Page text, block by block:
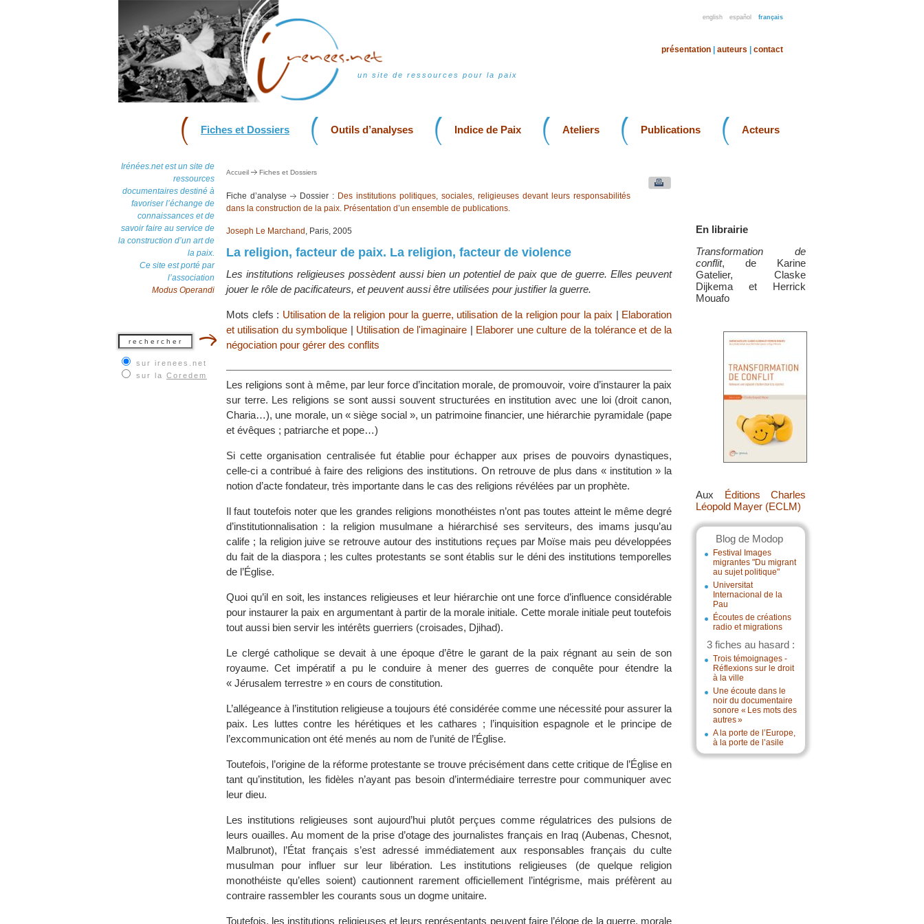
english español français
un site de ressources pour la paix
présentation auteurs contact
Fiches et Dossiers Outils d’analyses Indice de Paix Ateliers Publications Acteurs
Irénées.net est un site de
ressources
documentaires destiné à
favoriser l’échange de
connaissances et de
savoir faire au service de
la construction d’un art de
la paix.
Ce site est porté par
l’association
Modus Operandi
sur irenees.net
sur la Coredem
En librairie
Transformation de
conflit, de Karine
Gatelier, Claske
Dijkema et Herrick
Mouafo
Aux Éditions Charles
Léopold Mayer (ECLM)
Blog de Modop
Festival Images
migrantes "Du migrant
au sujet politique"
Universitat
Internacional de la
Pau
Écoutes de créations
radio et migrations
3 fiches au hasard :
Trois témoignages -
Réflexions sur le droit
à la ville
Une écoute dans le
noir du documentaire
sonore « Les mots des
autres »
A la porte de l’Europe,
à la porte de l’asile
Accueil Fiches et Dossiers
Fiche d’analyse Dossier : Des institutions politiques, sociales, religieuses devant leurs responsabilités
dans la construction de la paix. Présentation d’un ensemble de publications.
Joseph Le Marchand , Paris, 2005
La religion, facteur de paix. La religion, facteur de violence
Les institutions religieuses possèdent aussi bien un potentiel de paix que de guerre. Elles peuvent
jouer le rôle de pacificateurs, et peuvent aussi être utilisées pour justifier la guerre.
Mots clefs : Utilisation de la religion pour la guerre, utilisation de la religion pour la paix | Elaboration
et utilisation du symbolique | Utilisation de l'imaginaire | Elaborer une culture de la tolérance et de la
négociation pour gérer des conflits
Les religions sont à même, par leur force d’incitation morale, de promouvoir, voire d’instaurer la paix
sur terre. Les religions se sont aussi souvent structurées en institution avec une loi (droit canon,
Charia…), une morale, un « siège social », un patrimoine financier, une hiérarchie pyramidale (pape
et évêques ; patriarche et pope…)
Si cette organisation centralisée fut établie pour échapper aux prises de pouvoirs dynastiques,
celle-ci a contribué à faire des religions des institutions. On retrouve de plus dans « institution » la
notion d’acte fondateur, très importante dans le cas des religions révélées par un prophète.
Il faut toutefois noter que les grandes religions monothéistes n’ont pas toutes atteint le même degré
d’institutionnalisation : la religion musulmane a hiérarchisé ses serviteurs, des imams jusqu’au
calife ; la religion juive se retrouve autour des institutions reçues par Moïse mais peu développées
du fait de la diaspora ; les cultes protestants se sont établis sur le déni des institutions temporelles
de l’Église.
Quoi qu’il en soit, les instances religieuses et leur hiérarchie ont une force d’influence considérable
pour instaurer la paix en argumentant à partir de la morale initiale. Cette morale initiale peut toutefois
tout aussi bien servir les intérêts guerriers (croisades, Djihad).
Le clergé catholique se devait à une époque d’être le garant de la paix régnant au sein de son
royaume. Cet impératif a pu le conduire à mener des guerres de conquête pour étendre la
« Jérusalem terrestre » en cours de constitution.
L’allégeance à l’institution religieuse a toujours été considérée comme une nécessité pour assurer la
paix. Les luttes contre les hérétiques et les cathares ; l’inquisition espagnole et le principe de
l’excommunication ont été menés au nom de l’unité de l’Église.
Toutefois, l’origine de la réforme protestante se trouve précisément dans cette critique de l’Église en
tant qu’institution, les fidèles n’ayant pas besoin d’intermédiaire terrestre pour communiquer avec
leur dieu.
Les institutions religieuses sont aujourd’hui plutôt perçues comme régulatrices des pulsions de
leurs ouailles. Au moment de la prise d’otage des journalistes français en Iraq (Aubenas, Chesnot,
Malbrunot), l’État français s’est adressé immédiatement aux responsables français du culte
musulman pour influer sur leur libération. Les institutions religieuses (de quelque religion
monothéiste qu’elles soient) cautionnent rarement officiellement l’intégrisme, mais préfèrent au
contraire rassembler les courants sous un dogme unitaire.
Toutefois, les institutions religieuses et leurs représentants peuvent faire l’éloge de la guerre, morale